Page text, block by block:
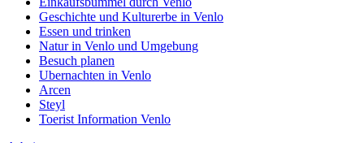
Geschichte und Kulturerbe in Venlo
Essen und trinken
Natur in Venlo und Umgebung
Besuch planen
Ubernachten in Venlo
Arcen
Steyl
Toerist Information Venlo